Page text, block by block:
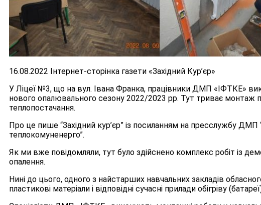
16.08.2022 Інтернет-сторінка газети «Західний Кур’єр»
У Ліцеї №3, що на вул. Івана Франка, працівники ДМП «ІФТКЕ»
нового опалювального сезону 2022/2023 рр. Тут триває монтаж
теплопостачання.
Про це пише “Західний кур’єр” із посиланням на пресслужбу ДМП
теплокомуненерго”.
Як ми вже повідомляли, тут було здійснено комплекс робіт із
опалення.
Нині до цього, одного з найстарших навчальних закладів
пластикові матеріали і відповідні сучасні прилади обігріву